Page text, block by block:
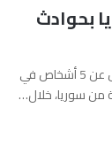
بحوادث
آفرين علو ـ xeber24.net قُتل ما لا يقل عن 5 أشخاص في
سوريا، خلال…